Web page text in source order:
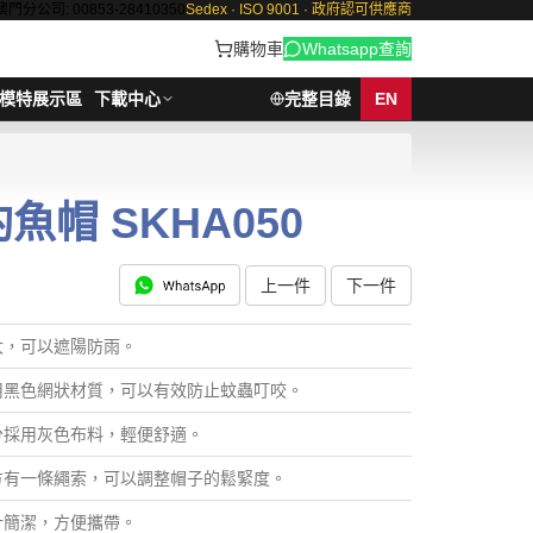
門分公司: 00853-28410350 Sedex · ISO 9001 · 政府認可供應商
購物車 Whatsapp查詢
模特展示區 下載中心 完整目錄 EN
帽 SKHA050
上一件 下一件
可以遮陽防雨。
色網狀材質，可以有效防止蚊蟲叮咬。
用灰色布料，輕便舒適。
一條繩索，可以調整帽子的鬆緊度。
潔，方便攜帶。